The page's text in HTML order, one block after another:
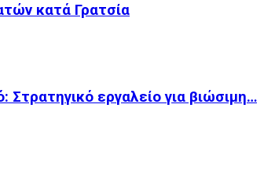
κατά Γρατσία
Στρατηγικό εργαλείο για βιώσιμη…